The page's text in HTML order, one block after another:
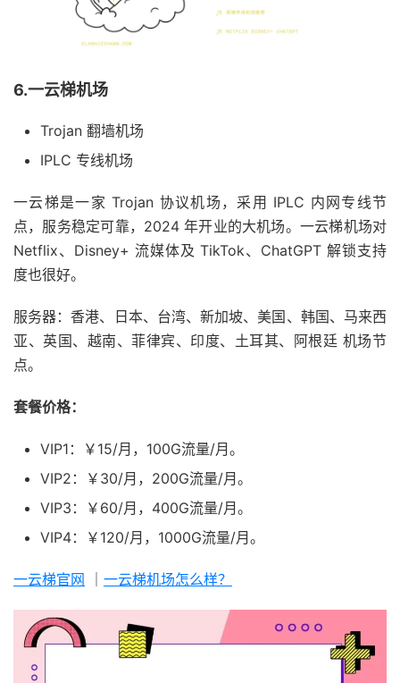
6.一云梯机场
Trojan 翻墙机场
IPLC 专线机场
一云梯是一家 Trojan 协议机场，采用 IPLC 内网专线节
点，服务稳定可靠，2024 年开业的大机场。一云梯机场对
Netflix、Disney+ 流媒体及 TikTok、ChatGPT 解锁支持
度也很好。
服务器：香港、日本、台湾、新加坡、美国、韩国、马来西
亚、英国、越南、菲律宾、印度、土耳其、阿根廷 机场节
点。
套餐价格：
VIP1：￥15/月，100G流量/月。
VIP2：￥30/月，200G流量/月。
VIP3：￥60/月，400G流量/月。
VIP4：￥120/月，1000G流量/月。
一云梯官网 一云梯机场怎么样？